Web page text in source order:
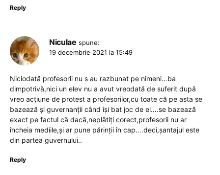
Reply
Niculae spune:
19 decembrie 2021 la 15:49
Niciodată profesorii nu s au razbunat pe nimeni…ba
dimpotrivă,nici un elev nu a avut vreodată de suferit după
vreo acțiune de protest a profesorilor,cu toate că pe asta se
bazează și guvernanții când își bat joc de ei….se bazează
exact pe factul că dacă,neplătiți corect,profesorii nu ar
încheia mediile,și ar pune părinții în cap….deci,șantajul este
din partea guvernului..
Reply